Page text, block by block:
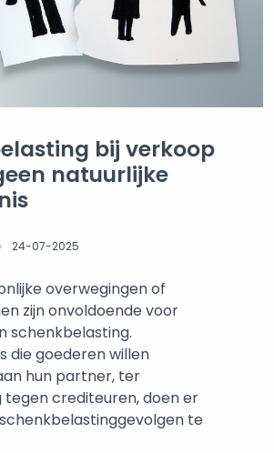
bij verkoop
natuurlijke
24-07-2025
overwegingen of
zijn onvoldoende voor
schenkbelasting.
die goederen willen
hun partner, ter
tegen crediteuren, doen er
te